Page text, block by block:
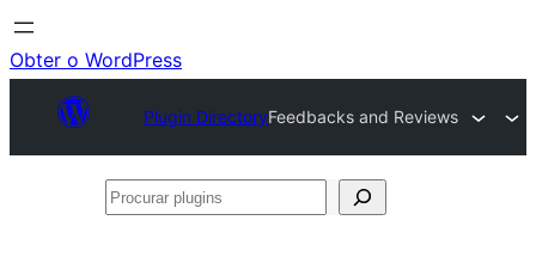
conteúdo
Obter o WordPress
Plugin DirectoryFeedbacks and Reviews
Procurar